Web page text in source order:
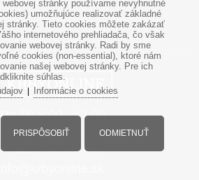
Po-Pi: 8:00 - 17:00
So: 8:00 - 12:00
+421949303 099
webovej stránky používame nevyhnutné
umožňujúce realizovať základné
stránky. Tieto cookies môžete zakázať
internetového prehliadača, čo však
webovej stránky. Radi by sme
cookies (non-essential), ktoré nám
našej webovej stránky. Pre ich
súhlas.
| Informácie o cookies
PRISPÔSOBIŤ ODMIETNUŤ